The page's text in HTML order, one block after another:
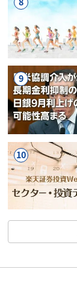
9
10